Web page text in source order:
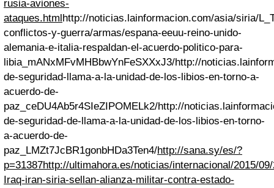
rusia-aviones-
ataques.htmlhttp://noticias.lainformacion.com/asia/siria/
conflictos-y-guerra/armas/espana-eeuu-reino-unido-
alemania-e-italia-respaldan-el-acuerdo-politico-para-
libia_mANxMFvMHBbwYnFeSXXxJ3/http://
de-seguridad-llama-a-la-unidad-de-los-libios-en-torno-a-
acuerdo-de-
paz_ceDU4Ab5r4SIeZIPOMELk2/http://
de-seguridad-de-llama-a-la-unidad-de-los-libios-en-torno-
a-acuerdo-de-
paz_LMZt7JcBR1gonbHDa3Ten4/http://sana.sy/es/?
p=31387http://ultimahora.es/noticias/internacional/2015/
Iraq-iran-siria-sellan-alianza-militar-contra-estado-